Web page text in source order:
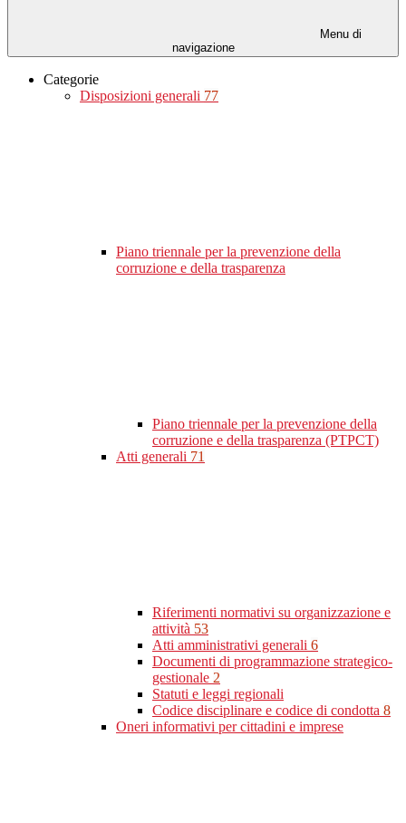
Menu di
navigazione
Categorie
Disposizioni generali 77
Piano triennale per la prevenzione della
corruzione e della trasparenza
Piano triennale per la prevenzione della
corruzione e della trasparenza (PTPCT)
Atti generali 71
Riferimenti normativi su organizzazione e
attività 53
Atti amministrativi generali 6
Documenti di programmazione strategico-
gestionale 2
Statuti e leggi regionali
Codice disciplinare e codice di condotta 8
Oneri informativi per cittadini e imprese